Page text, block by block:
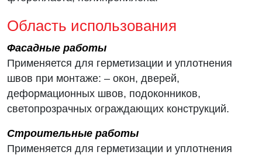
Область использования
Фасадные работы
Применяется для герметизации и уплотнения
швов при монтаже: – окон, дверей,
деформационных швов, подоконников,
светопрозрачных ограждающих конструкций.
Строительные работы
Применяется для герметизации и уплотнения